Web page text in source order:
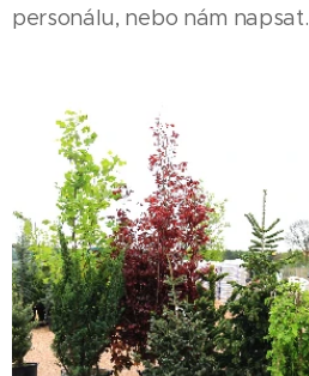
personálu, nebo nám napsat.